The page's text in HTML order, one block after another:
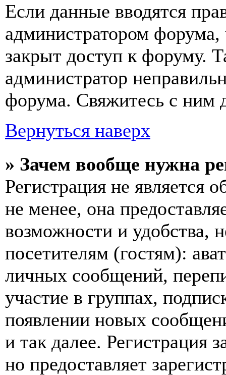
Если данные вводятся
администратором
закрыт доступ к форуму.
администратор
форума. Свяжитесь с ним
Вернуться наверх
» Зачем вообще нужна
Регистрация не является
не менее, она
возможности и удобства,
посетителям (гостям):
личных сообщений,
участие в группах,
появлении новых
и так далее. Регистрация
но предоставляет